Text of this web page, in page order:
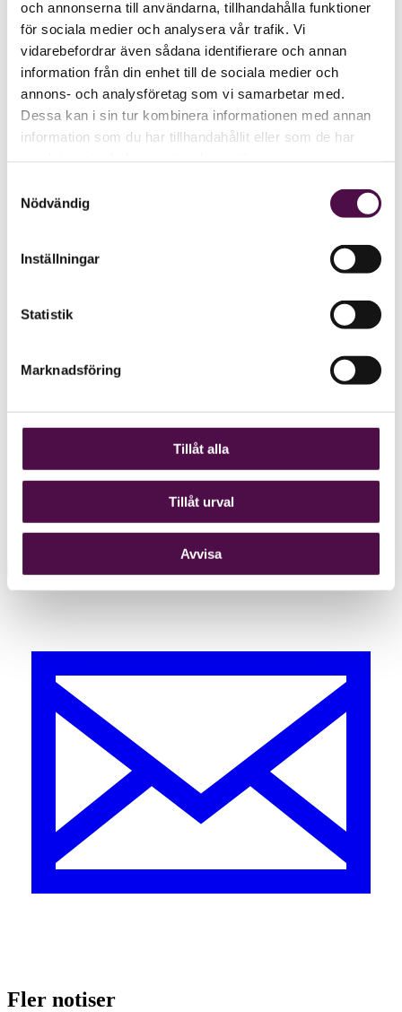
och annonserna till användarna, tillhandahålla funktioner
för sociala medier och analysera vår trafik. Vi
vidarebefordrar även sådana identifierare och annan
information från din enhet till de sociala medier och
annons- och analysföretag som vi samarbetar med.
Dessa kan i sin tur kombinera informationen med annan
information som du har tillhandahållit eller som de har
Nödvändig
Inställningar
Statistik
Marknadsföring
Tillåt alla
Tillåt urval
Avvisa
Fler notiser